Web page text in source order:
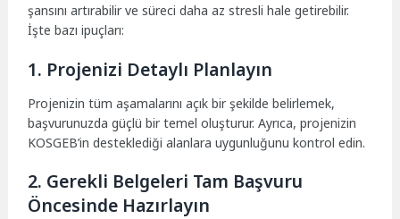
şansını artırabilir ve süreci daha az stresli hale getirebilir.
İşte bazı ipuçları:
1. Projenizi Detaylı Planlayın
Projenizin tüm aşamalarını açık bir şekilde belirlemek,
başvurunuzda güçlü bir temel oluşturur. Ayrıca, projenizin
KOSGEB’in desteklediği alanlara uygunluğunu kontrol edin.
2. Gerekli Belgeleri Tam Başvuru
Öncesinde Hazırlayın